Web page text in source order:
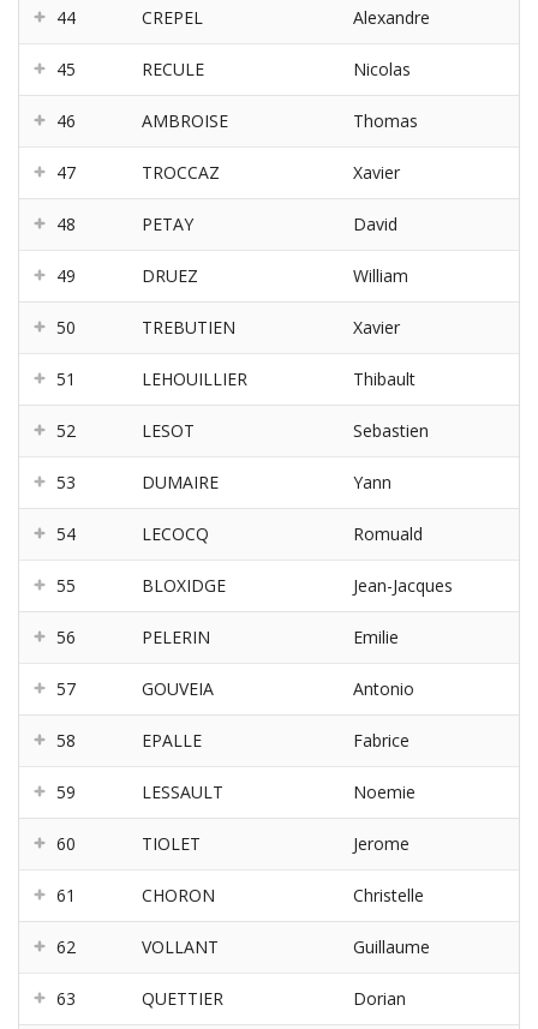
44 CREPEL Alexandre
45 RECULE Nicolas
46 AMBROISE Thomas
47 TROCCAZ Xavier
48 PETAY David
49 DRUEZ William
50 TREBUTIEN Xavier
51 LEHOUILLIER Thibault
52 LESOT Sebastien
53 DUMAIRE Yann
54 LECOCQ Romuald
55 BLOXIDGE Jean-Jacques
56 PELERIN Emilie
57 GOUVEIA Antonio
58 EPALLE Fabrice
59 LESSAULT Noemie
60 TIOLET Jerome
61 CHORON Christelle
62 VOLLANT Guillaume
63 QUETTIER Dorian